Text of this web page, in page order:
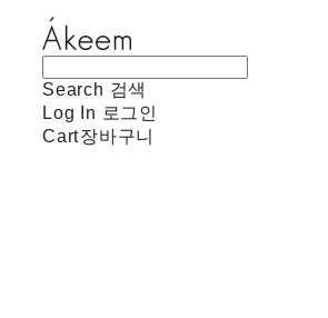
Search 검색
Log In 로그인
Cart장바구니